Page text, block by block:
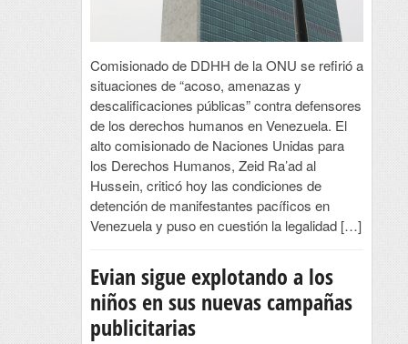
Comisionado de DDHH de la ONU se refirió a
situaciones de “acoso, amenazas y
descalificaciones públicas” contra defensores
de los derechos humanos en Venezuela. El
alto comisionado de Naciones Unidas para
los Derechos Humanos, Zeid Ra’ad al
Hussein, criticó hoy las condiciones de
detención de manifestantes pacíficos en
Venezuela y puso en cuestión la legalidad […]
Evian sigue explotando a los
niños en sus nuevas campañas
publicitarias